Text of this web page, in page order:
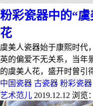
粉彩瓷器中的“
花
虞美人瓷器始于康熙时代
英的偏爱不无关系，当年
的虞美人花，盛开时曾引
中国瓷器 古瓷器 粉彩瓷器
艺术范儿 2019.12.12 浏览